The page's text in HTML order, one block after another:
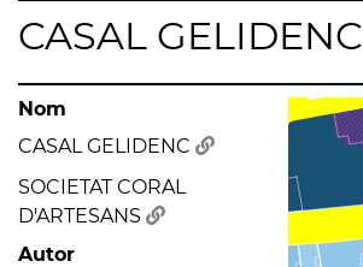
CASAL GELIDENC
Nom
CASAL GELIDENC
SOCIETAT CORAL
D'ARTESANS
Autor